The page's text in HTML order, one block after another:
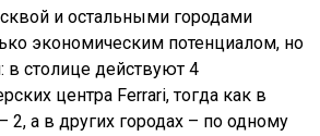
и остальными городами
экономическим потенциалом, но
в столице действуют 4
центра Ferrari, тогда как в
2, а в других городах – по одному